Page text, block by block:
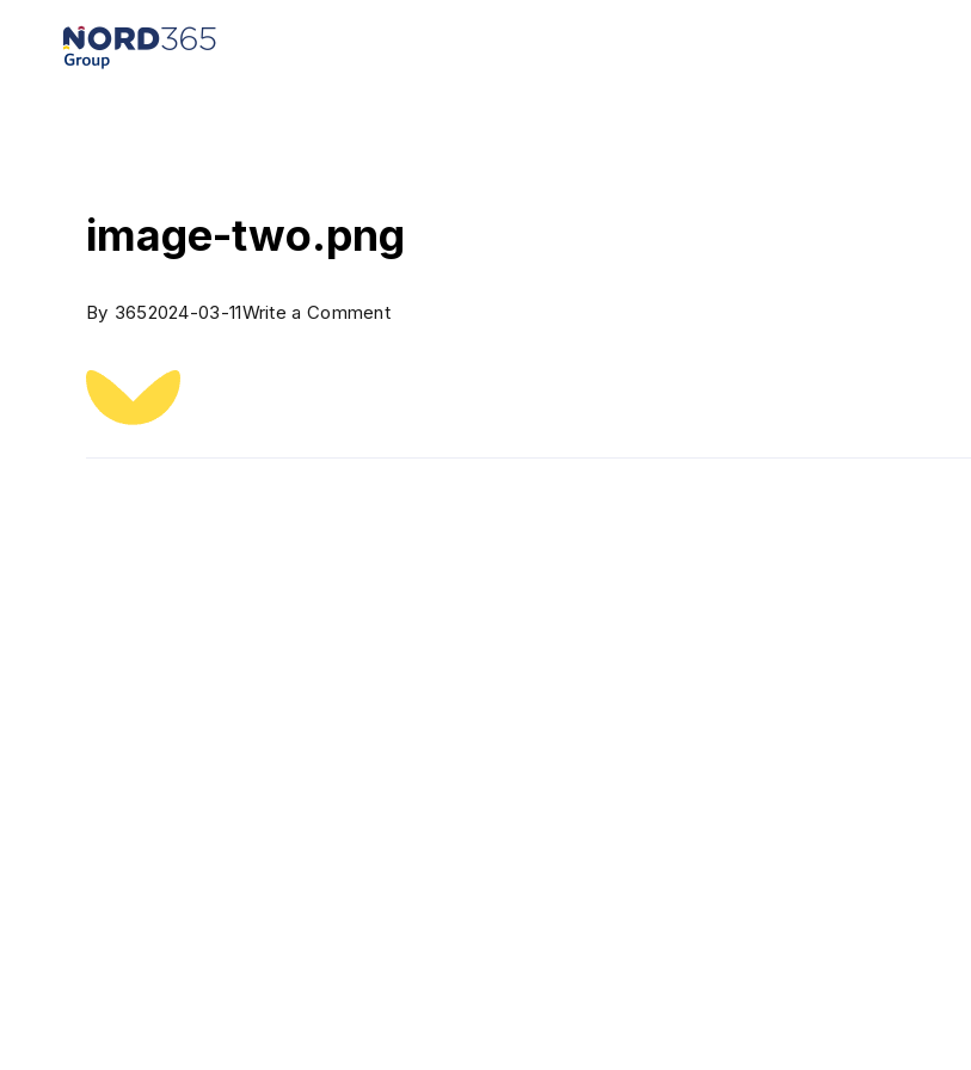
image-two.png
By 3652024-03-11Write a Comment